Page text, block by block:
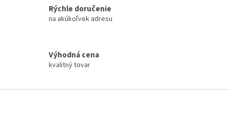
Rýchle doručenie
na akúkoľvek adresu
Výhodná cena
kvalitný tovar